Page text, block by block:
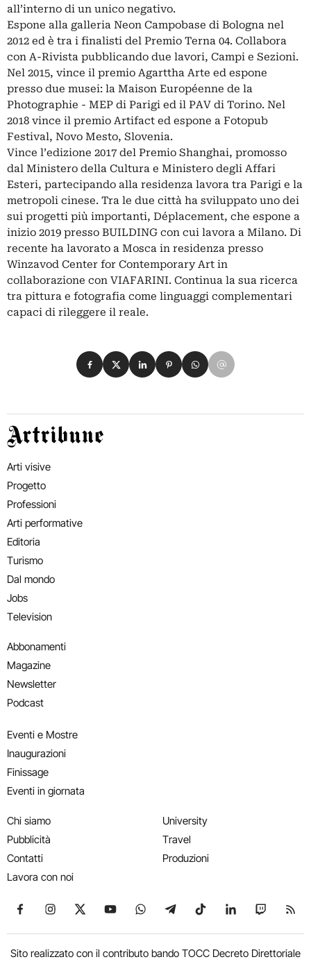
all’interno di un unico negativo.
Espone alla galleria Neon Campobase di Bologna nel
2012 ed è tra i finalisti del Premio Terna 04. Collabora
con A-Rivista pubblicando due lavori, Campi e Sezioni.
Nel 2015, vince il premio Agarttha Arte ed espone
presso due musei: la Maison Européenne de la
Photographie - MEP di Parigi ed il PAV di Torino. Nel
2018 vince il premio Artifact ed espone a Fotopub
Festival, Novo Mesto, Slovenia.
Vince l’edizione 2017 del Premio Shanghai, promosso
dal Ministero della Cultura e Ministero degli Affari
Esteri, partecipando alla residenza lavora tra Parigi e la
metropoli cinese. Tra le due città ha sviluppato uno dei
sui progetti più importanti, Déplacement, che espone a
inizio 2019 presso BUILDING con cui lavora a Milano. Di
recente ha lavorato a Mosca in residenza presso
Winzavod Center for Contemporary Art in
collaborazione con VIAFARINI. Continua la sua ricerca
tra pittura e fotografia come linguaggi complementari
capaci di rileggere il reale.
Condividi su Facebook
Condividi su X
Condividi su LinkedIn
Condividi su Pinterest
Condividi su WhatsApp
Condividi su Email
Artribune
Arti visive
Progetto
Professioni
Arti performative
Editoria
Turismo
Dal mondo
Jobs
Television
Abbonamenti
Magazine
Newsletter
Podcast
Eventi e Mostre
Inaugurazioni
Finissage
Eventi in giornata
Chi siamo
Pubblicità
Contatti
Lavora con noi
University
Travel
Produzioni
Seguici su Facebook
Seguici su Instagram
Seguici su X
Seguici su YouTube
Seguici su WhatsApp
Seguici su Telegram
Seguici su TikTok
Seguici su
Seguici
Sito realizzato con il contributo bando TOCC Decreto Direttoriale